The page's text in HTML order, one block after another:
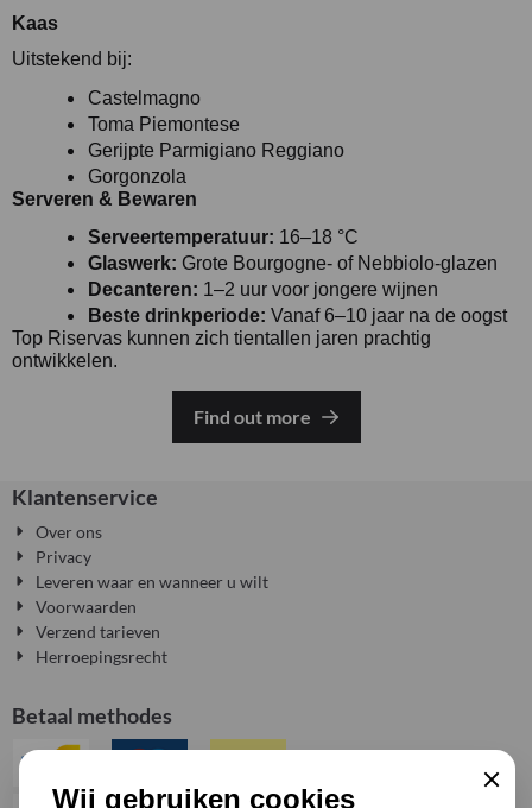
Kaas
Uitstekend bij:
Castelmagno
Toma Piemontese
Gerijpte Parmigiano Reggiano
Gorgonzola
Serveren & Bewaren
Serveertemperatuur: 16–18 °C
Glaswerk: Grote Bourgogne- of Nebbiolo-glazen
Decanteren: 1–2 uur voor jongere wijnen
Beste drinkperiode: Vanaf 6–10 jaar na de oogst
Top Riservas kunnen zich tientallen jaren prachtig
ontwikkelen.
Find out more
Klantenservice
Over ons
Privacy
Leveren waar en wanneer u wilt
Voorwaarden
Verzend tarieven
Herroepingsrecht
Betaal methodes
Wij gebruiken cookies